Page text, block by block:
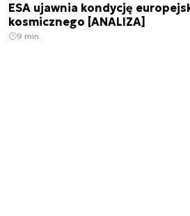
ESA ujawnia kondycję
kosmicznego [ANALIZA]
9 min.